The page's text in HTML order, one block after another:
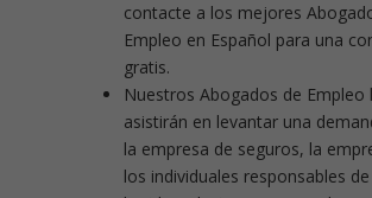
contacte a los mejores
Empleo en Español para una
gratis.
Nuestros Abogados de Empleo
asistirán en levantar una
la empresa de seguros, la
los individuales responsables